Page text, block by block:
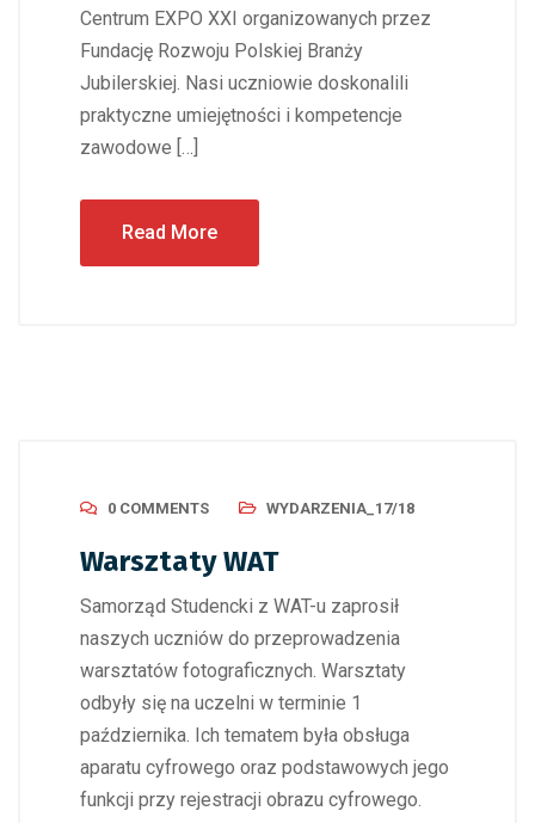
Centrum EXPO XXI organizowanych przez
Fundację Rozwoju Polskiej Branży
Jubilerskiej. Nasi uczniowie doskonalili
praktyczne umiejętności i kompetencje
zawodowe […]
Read More
0 COMMENTS WYDARZENIA_17/18
Warsztaty WAT
Samorząd Studencki z WAT-u zaprosił
naszych uczniów do przeprowadzenia
warsztatów fotograficznych. Warsztaty
odbyły się na uczelni w terminie 1
października. Ich tematem była obsługa
aparatu cyfrowego oraz podstawowych jego
funkcji przy rejestracji obrazu cyfrowego.